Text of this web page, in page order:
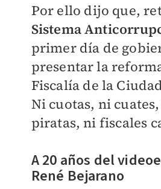
Por ello dijo que,
Sistema
primer día de
presentar la
Fiscalía de la
Ni cuotas, ni
piratas, ni fiscales
A 20 años del
René Bejarano